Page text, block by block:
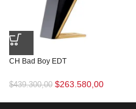
CH Bad Boy EDT
$439.300,00 $263.580,00